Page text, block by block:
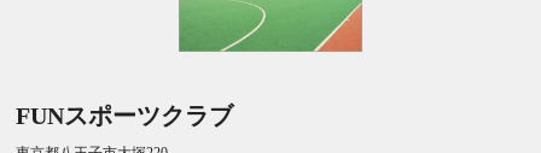
FUNスポーツクラブ